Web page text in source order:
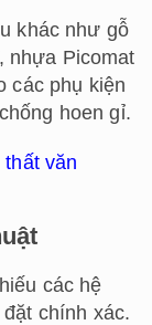
khác như gỗ
nhựa Picomat
các phụ kiện
hoen gỉ.
văn
các hệ
chính xác.